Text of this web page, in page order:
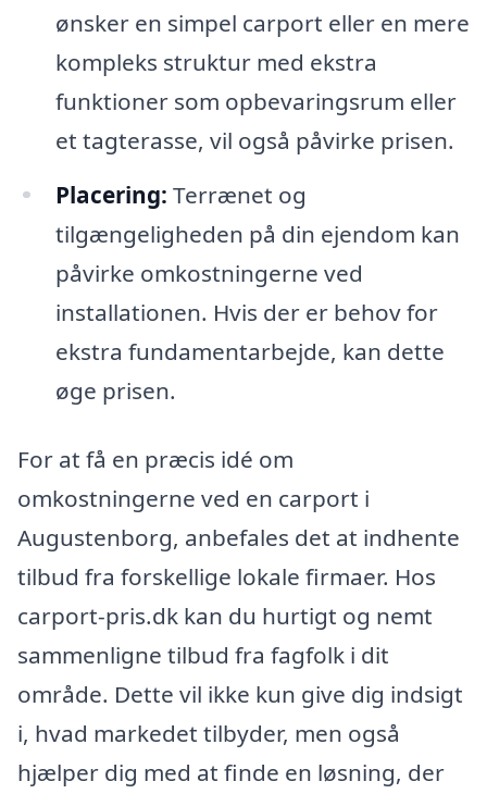
ønsker en simpel carport eller en mere
kompleks struktur med ekstra
funktioner som opbevaringsrum eller
et tagterasse, vil også påvirke prisen.
Placering: Terrænet og
tilgængeligheden på din ejendom kan
påvirke omkostningerne ved
installationen. Hvis der er behov for
ekstra fundamentarbejde, kan dette
øge prisen.
For at få en præcis idé om
omkostningerne ved en carport i
Augustenborg, anbefales det at indhente
tilbud fra forskellige lokale firmaer. Hos
carport-pris.dk kan du hurtigt og nemt
sammenligne tilbud fra fagfolk i dit
område. Dette vil ikke kun give dig indsigt
i, hvad markedet tilbyder, men også
hjælper dig med at finde en løsning, der